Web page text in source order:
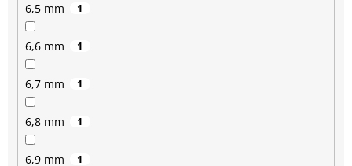
6,5 mm 1
6,6 mm 1
6,7 mm 1
6,8 mm 1
6,9 mm 1